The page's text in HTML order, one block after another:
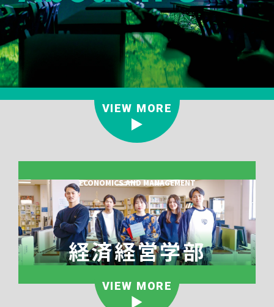
VIEW MORE
経済経営学部
ECONOMICS AND MANAGEMENT
VIEW MORE